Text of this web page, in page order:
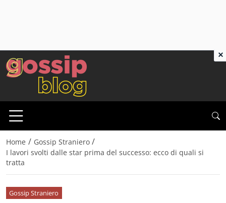
Home / Gossip Straniero /
I lavori svolti dalle star prima del successo: ecco di quali si
tratta
Gossip Straniero
×